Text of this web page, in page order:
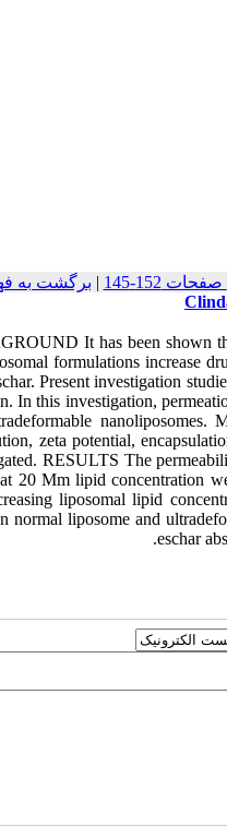
| برگشت به
It has been shown
formulations increase
Present investigation
In this investigation,
zeta potential,
RESULTS The
20 Mm lipid concentration
liposomal lipid
normal liposome and
eschar